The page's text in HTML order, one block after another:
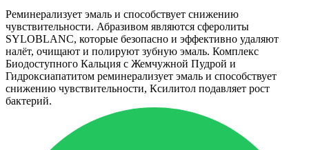
Реминерализует эмаль и способствует снижению
чувствительности. Абразивом являются сферолиты
SYLOBLANC, которые безопасно и эффективно удаляют
налёт, очищают и полируют зубную эмаль. Комплекс
Биодоступного Кальция с Жемчужной Пудрой и
Гидроксиапатитом реминерализует эмаль и способствует
снижению чувствительности, Ксилитол подавляет рост
бактерий.